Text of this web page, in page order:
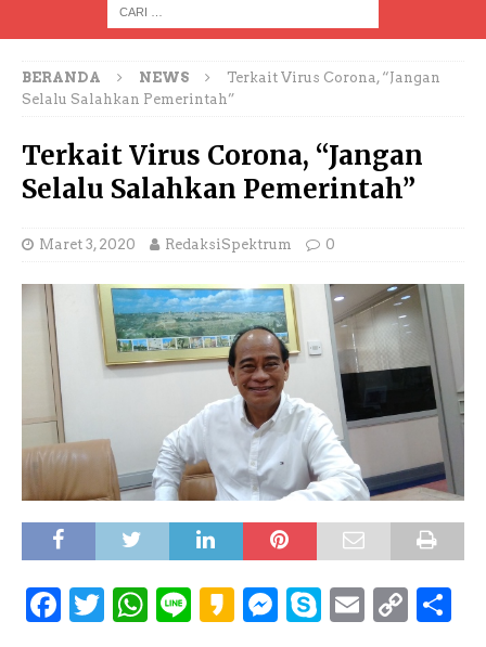
BERANDA NEWS
Terkait Virus Corona, “Jangan
Selalu Salahkan Pemerintah”
Terkait Virus Corona, “Jangan
Selalu Salahkan Pemerintah”
Maret 3, 2020 RedaksiSpektrum 0
F
T
W L
K M S
E
C